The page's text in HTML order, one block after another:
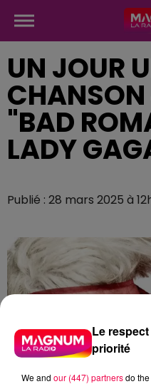
UN JOUR
"BAD
LADY
Publié : 28 mars 2025 à
Le
priorité
We and our (447) partnersdo